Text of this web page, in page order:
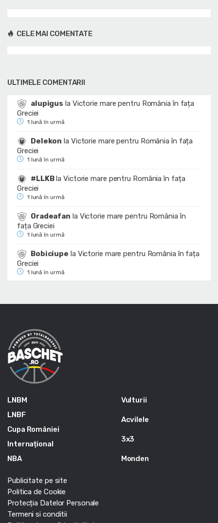
CELE MAI COMENTATE
ULTIMELE COMENTARII
alupigus la Victorie mare pentru România în fața
Greciei
1 lună în urmă
Delekon la Victorie mare pentru România în fața
Greciei
1 lună în urmă
#LLKBlaVictorie mare pentru România în fața
Greciei
1 lună în urmă
Oradeafan la Victorie mare pentru România în
fața Greciei
1 lună în urmă
Bobiciupe la Victorie mare pentru România în fața
Greciei
1 lună în urmă
LNBM
LNBF
Cupa României
Internațional
NBA
Vulturii
Acvilele
3x3
Monden
Publicitate pe site
Politica de Cookie
Protecția Datelor Personale
Termeni si conditii